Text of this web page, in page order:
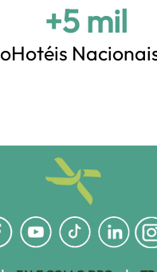
+5 mil
Hotéis